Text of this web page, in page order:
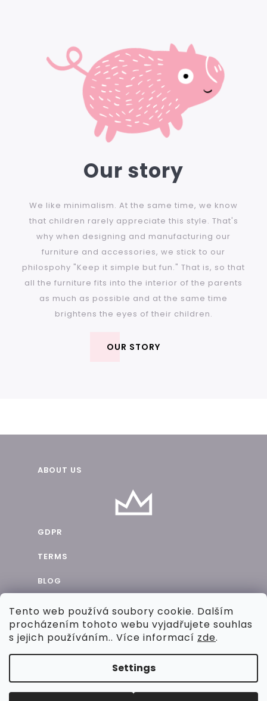
Tento web používá soubory cookie. Dalším
procházením tohoto webu vyjadřujete souhlas
s jejich používáním.. Více informací zde.
Settings
Our story
We like minimalism. At the same time, we know
that children rarely appreciate this style. That's
why when designing and manufacturing our
furniture and accessories, we stick to our
philospohy "Keep it simple but fun." That is, so that
all the furniture fits into the interior of the parents
as much as possible and at the same time
brightens the eyes of their children.
OUR STORY
ABOUT US
GDPR
TERMS
BLOG
CONTACTS
COOPERATION
CREATED BY SHOPTET
Copyright 2026Chic By Pig. All rights reserved.EDIT